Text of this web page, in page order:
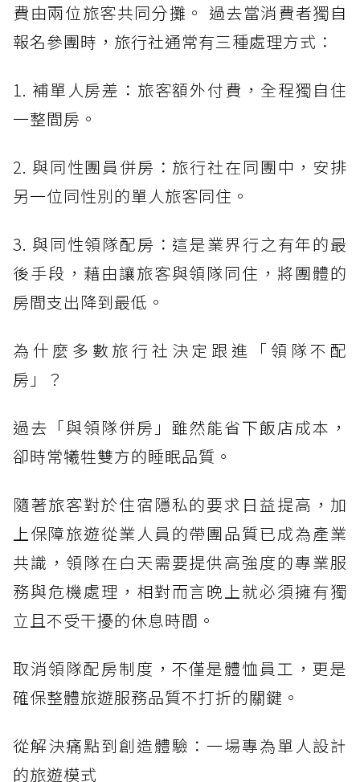
費由兩位旅客共同分攤。 過去當消費者獨自
報名參團時，旅行社通常有三種處理方式：
1. 補單人房差：旅客額外付費，全程獨自住
一整間房。
2. 與同性團員併房：旅行社在同團中，安排
另一位同性別的單人旅客同住。
3. 與同性領隊配房：這是業界行之有年的最
後手段，藉由讓旅客與領隊同住，將團體的
房間支出降到最低。
為什麼多數旅行社決定跟進「領隊不配
房」？
過去「與領隊併房」雖然能省下飯店成本，
卻時常犧牲雙方的睡眠品質。
隨著旅客對於住宿隱私的要求日益提高，加
上保障旅遊從業人員的帶團品質已成為產業
共識，領隊在白天需要提供高強度的專業服
務與危機處理，相對而言晚上就必須擁有獨
立且不受干擾的休息時間。
取消領隊配房制度，不僅是體恤員工，更是
確保整體旅遊服務品質不打折的關鍵。
從解決痛點到創造體驗：一場專為單人設計
的旅遊模式